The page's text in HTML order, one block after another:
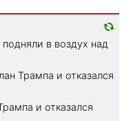
в воздух над
Трампа и отказался
и отказался